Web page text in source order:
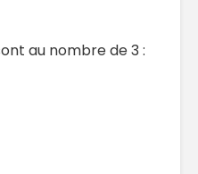
au nombre de 3 :